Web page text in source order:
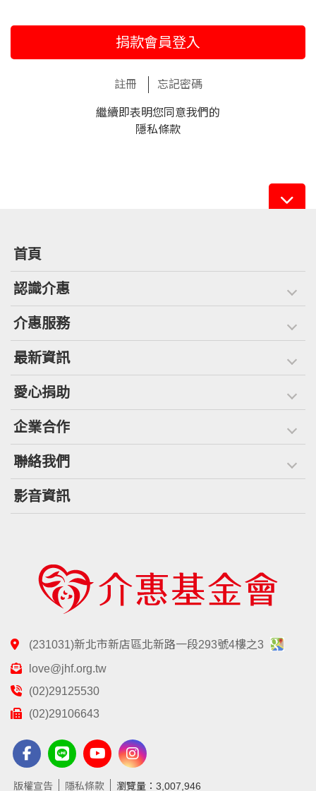
捐款會員登入
註冊 忘記密碼
繼續即表明您同意我們的
隱私條款
首頁
認識介惠
介惠服務
最新資訊
愛心捐助
企業合作
聯絡我們
影音資訊
(231031)新北市新店區北新路一段293號4樓之3
love@jhf.org.tw
(02)29125530
(02)29106643
版權宣告 隱私條款 瀏覽量：3,007,946